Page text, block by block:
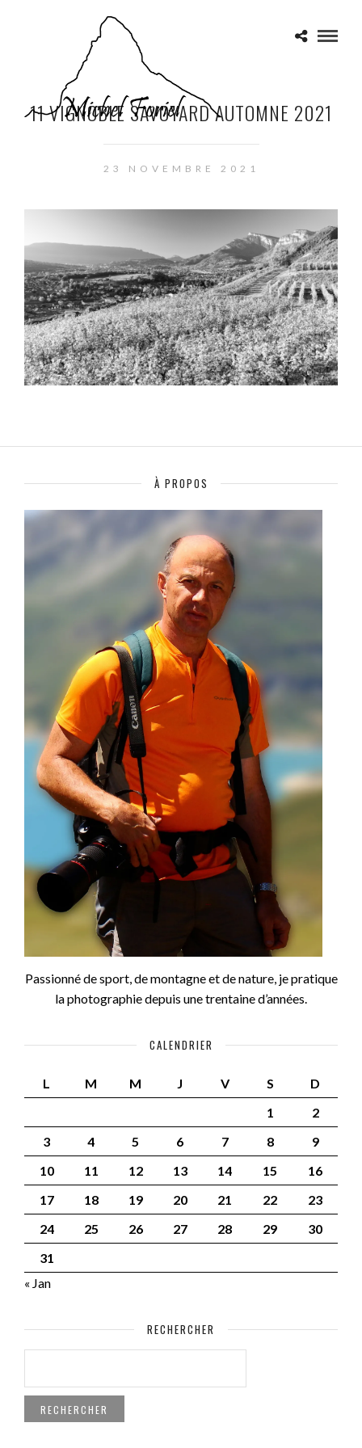
11 VIGNOBLE SAVOYARD AUTOMNE 2021
23 NOVEMBRE 2021
À PROPOS
Passionné de sport, de montagne et de nature, je pratique
la photographie depuis une trentaine d’années.
CALENDRIER
L M M J V S
D
1
2
3
4 5 6 7 8
9
10
11 12 13 14 15
16
17
18 19 20 21 22
23
24
25 26 27 28 29
30
31
« Jan
RECHERCHER